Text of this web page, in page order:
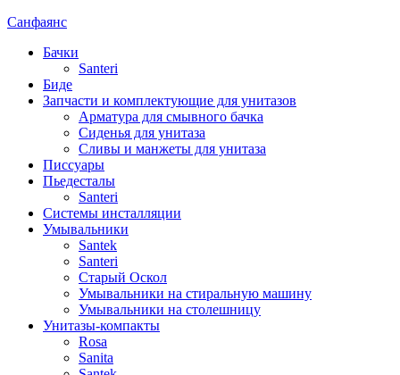
Санфаянс
Бачки
Santeri
Биде
Запчасти и комплектующие для унитазов
Арматура для смывного бачка
Сиденья для унитаза
Сливы и манжеты для унитаза
Писсуары
Пьедесталы
Santeri
Системы инсталляции
Умывальники
Santek
Santeri
Старый Оскол
Умывальники на стиральную машину
Умывальники на столешницу
Унитазы-компакты
Rosa
Sanita